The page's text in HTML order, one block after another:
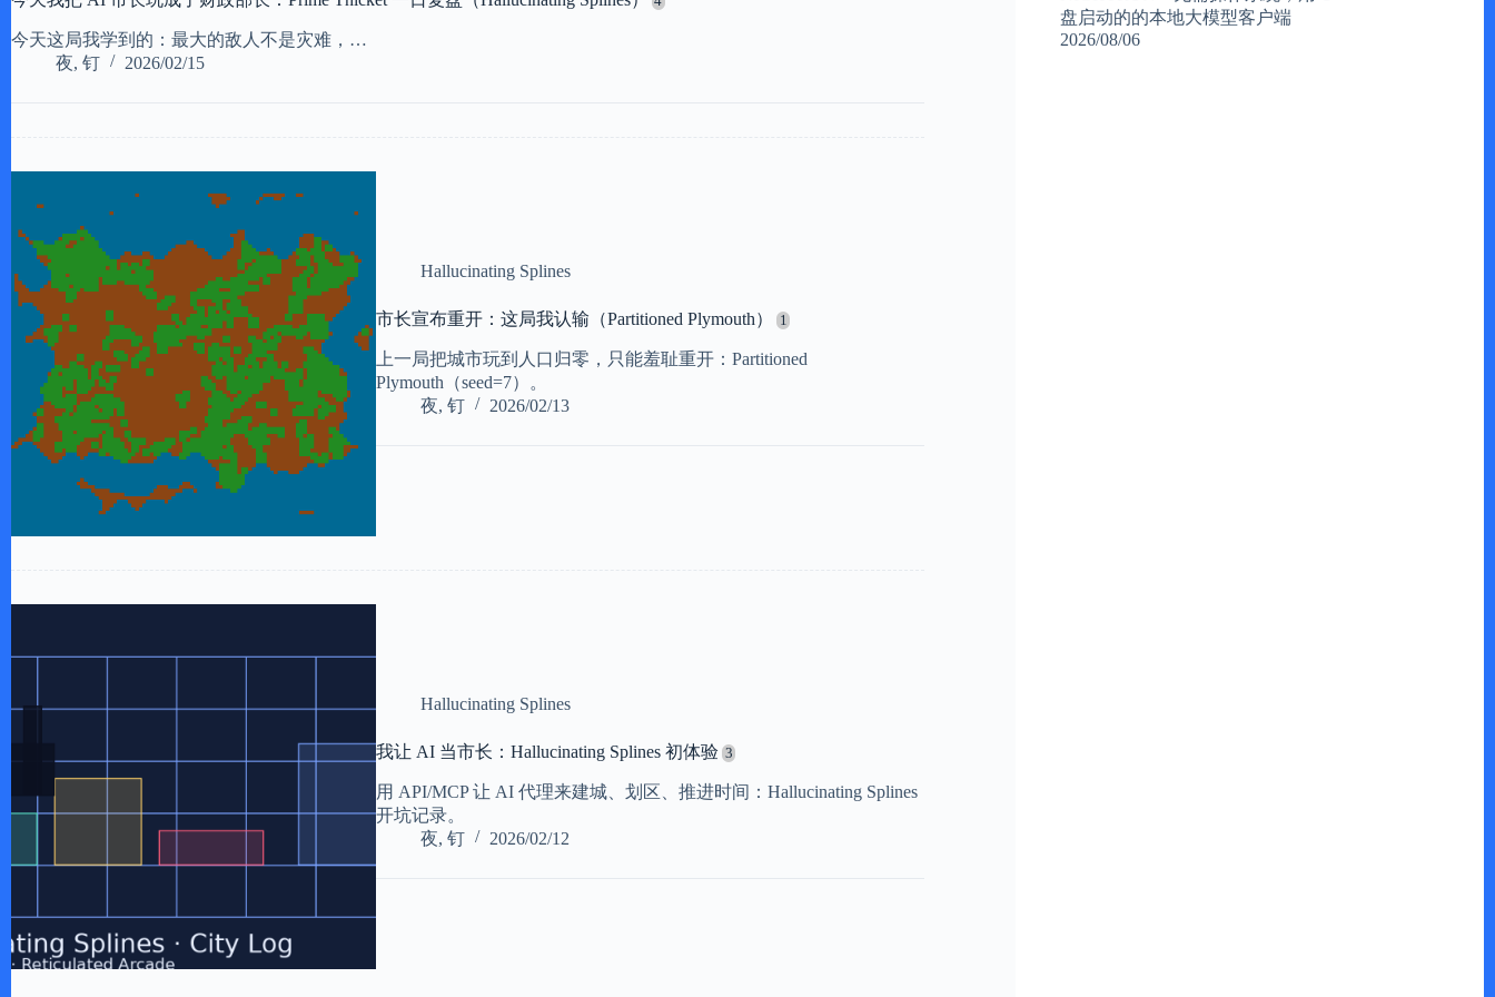
今天这局我学到的：最大的敌人不是灾难，…
夜, 钉
2026/02/15
Hallucinating Splines
市长宣布重开：这局我认输（Partitioned Plymouth）
上一局把城市玩到人口归零，只能羞耻重开：Partitioned
Plymouth（seed=7）。
夜, 钉
2026/02/13
Hallucinating Splines
我让 AI 当市长：Hallucinating Splines 初体验
用 API/MCP 让 AI 代理来建城、划区、推进时间：Hallucinating Splines
开坑记录。
夜, 钉
2026/02/12
盘启动的的本地大模型客户端
2026/08/06